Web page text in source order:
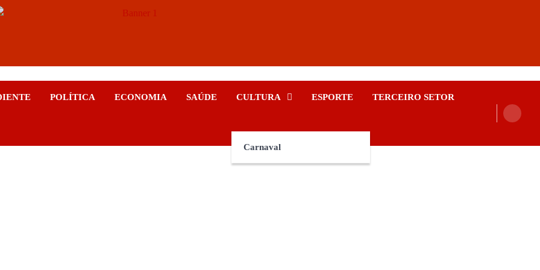
POLÍTICA ECONOMIA SAÚDE CULTURA
Carnaval
ESPORTE TERCEIRO SETOR